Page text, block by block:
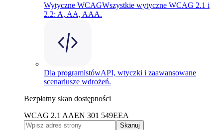
Wytyczne WCAGWszystkie wytyczne WCAG 2.1 i
2.2: A, AA, AAA.
Dla programistówAPI, wtyczki i zaawansowane
scenariusze wdrożeń.
Bezpłatny skan dostępności
WCAG 2.1 AAEN 301 549EEA
Skanuj